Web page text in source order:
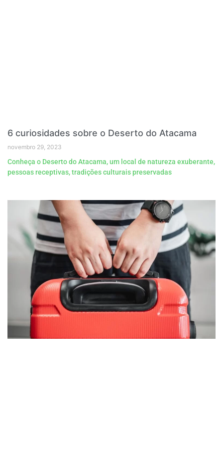
6 curiosidades sobre o Deserto do Atacama
novembro 29, 2023
Conheça o Deserto do Atacama, um local de natureza exuberante,
pessoas receptivas, tradições culturais preservadas